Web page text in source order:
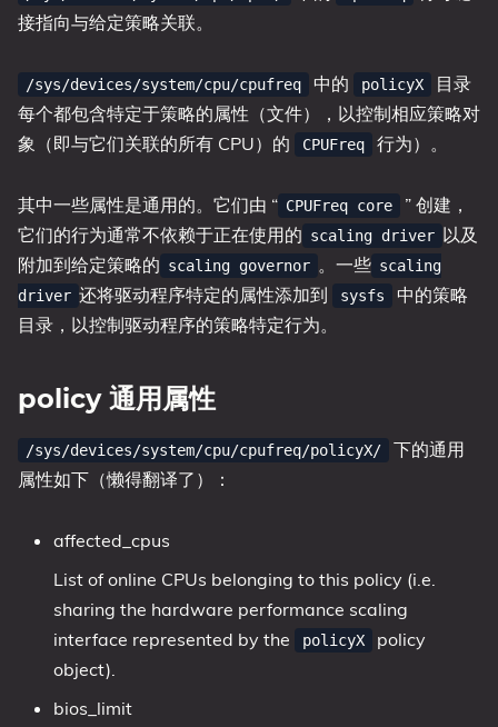
接指向与给定策略关联。
/sys/devices/system/cpu/cpufreq 中的 policyX
目录
每个都包含特定于策略的属性（文件），以控制相应策略对
象（即与它们关联的所有 CPU）的
CPUFreq 行为）。
其中一些属性是通用的。它们由 “ CPUFreq core
” 创建，
它们的行为通常不依赖于正在使用的 scaling driver 以及
附加到给定策略的 scaling governor 。一些 scaling
driver 还将驱动程序特定的属性添加到 sysfs
中的策略
目录，以控制驱动程序的策略特定行为。
policy 通用属性
/sys/devices/system/cpu/cpufreq/policyX/
下的通用
属性如下（懒得翻译了）：
affected_cpus
List of online CPUs belonging to this policy (i.e.
sharing the hardware performance scaling
interface represented by the
policyX
policy
object).
bios_limit